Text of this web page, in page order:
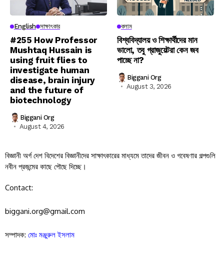
English সাক্ষাৎকার
#255 How Professor
Mushtaq Hussain is
using fruit flies to
investigate human
disease, brain injury
and the future of
biotechnology
Biggani Org
August 4, 2026
কলাম
বিশ্ববিদ্যালয় ও শিক্ষার্থীদের মান
ভালো, তবু গ্রাজুয়েটরা কেন জব
পাচ্ছে না?
Biggani Org
August 3, 2026
বিজ্ঞানী অর্গ দেশ বিদেশের বিজ্ঞানীদের সাক্ষাৎকারের মাধ্যমে তাদের জীবন ও গবেষণার গল্পগুলি
নবীন প্রজন্মের কাছে পৌছে দিচ্ছে।
Contact:
biggani.org@gmail.com
সম্পাদক: মোঃ মঞ্জুরুল ইসলাম